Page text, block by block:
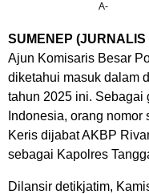
A-
SUMENEP (JURNALIS
Ajun Komisaris Besar
diketahui masuk dalam
tahun 2025 ini. Sebagai
Indonesia, orang
Keris dijabat AKBP
sebagai Kapolres
Dilansir detikjatim,